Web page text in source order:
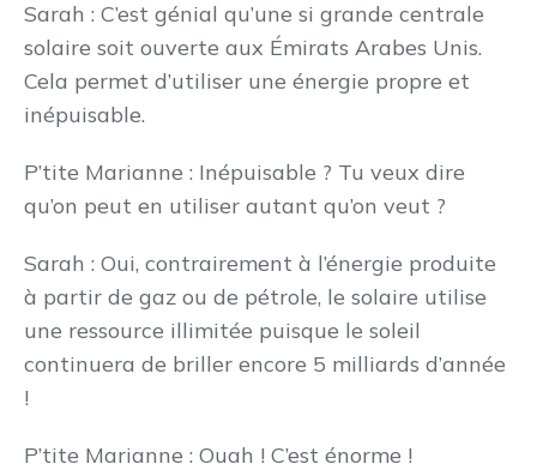
Sarah : C’est génial qu’une si grande centrale
solaire soit ouverte aux Émirats Arabes Unis.
Cela permet d’utiliser une énergie propre et
inépuisable.
P’tite Marianne : Inépuisable ? Tu veux dire
qu’on peut en utiliser autant qu’on veut ?
Sarah : Oui, contrairement à l’énergie produite
à partir de gaz ou de pétrole, le solaire utilise
une ressource illimitée puisque le soleil
continuera de briller encore 5 milliards d’année
!
P’tite Marianne : Ouah ! C’est énorme !